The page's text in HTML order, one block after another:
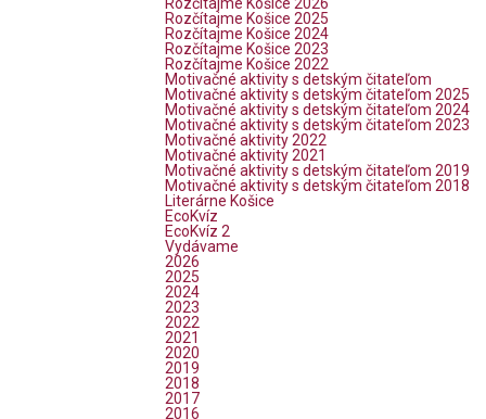
Rozčítajme Košice 2026
Rozčítajme Košice 2025
Rozčítajme Košice 2024
Rozčítajme Košice 2023
Rozčítajme Košice 2022
Motivačné aktivity s detským čitateľom
Motivačné aktivity s detským čitateľom 2025
Motivačné aktivity s detským čitateľom 2024
Motivačné aktivity s detským čitateľom 2023
Motivačné aktivity 2022
Motivačné aktivity 2021
Motivačné aktivity s detským čitateľom 2019
Motivačné aktivity s detským čitateľom 2018
Literárne Košice
EcoKvíz
EcoKvíz 2
Vydávame
2026
2025
2024
2023
2022
2021
2020
2019
2018
2017
2016